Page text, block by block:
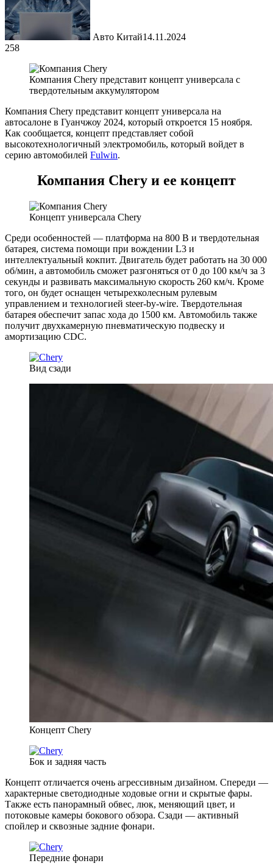
Авто Китай14.11.2024
258
Компания Chery представит концепт универсала с
твердотельным аккумулятором
Компания Chery представит концепт универсала на
автосалоне в Гуанчжоу 2024, который откроется 15 ноября.
Как сообщается, концепт представляет собой
высокотехнологичный электромобиль, который войдет в
серию автомобилей Fulwin.
Компания Chery и ее концепт
Концепт универсала Chery
Среди особенностей — платформа на 800 В и твердотельная
батарея, система помощи при вождении L3 и
интеллектуальный кокпит. Двигатель будет работать на 30 000
об/мин, а автомобиль сможет разгоняться от 0 до 100 км/ч за 3
секунды и развивать максимальную скорость 260 км/ч. Кроме
того, он будет оснащен четырехколесным рулевым
управлением и технологией steer-by-wire. Твердотельная
батарея обеспечит запас хода до 1500 км. Автомобиль также
получит двухкамерную пневматическую подвеску и
амортизацию CDC.
Вид сзади
Концепт Chery
Бок и задняя часть
Концепт отличается очень агрессивным дизайном. Спереди —
характерные светодиодные ходовые огни и скрытые фары.
Также есть панорамный обвес, люк, меняющий цвет, и
потоковые камеры бокового обзора. Сзади — активный
спойлер и сквозные задние фонари.
Передние фонари